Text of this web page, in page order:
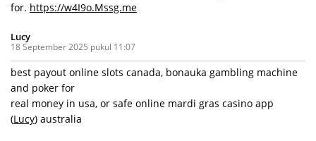
for. https://w4I9o.Mssg.me
Lucy
18 September 2025 pukul 11:07
best payout online slots canada, bonauka gambling machine
and poker for
real money in usa, or safe online mardi gras casino app
(Lucy) australia